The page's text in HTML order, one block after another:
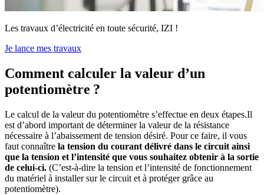
Les travaux d’électricité en toute sécurité, IZI !
Je lance mes travaux
Comment calculer la valeur d’un
potentiomètre ?
Le calcul de la valeur du potentiomètre s’effectue en deux étapes.Il
est d’abord important de déterminer la valeur de la résistance
nécessaire à l’abaissement de tension désiré. Pour ce faire, il vous
faut connaître la tension du courant délivré dans le circuit ainsi
que la tension et l’intensité que vous souhaitez obtenir à la sortie
de celui-ci. (C’est-à-dire la tension et l’intensité de fonctionnement
du matériel à installer sur le circuit et à protéger grâce au
potentiomètre).